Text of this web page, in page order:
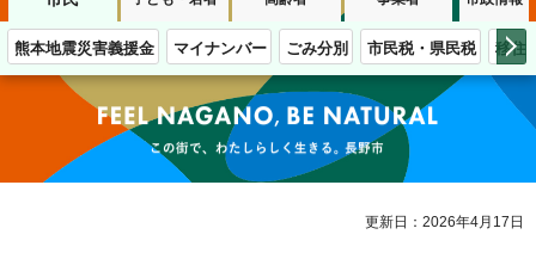
熊本地震災害義援金 マイナンバー ごみ分別 市民税・県民税 移住
この街で、わたしらしく生きる。長野市
更新日：2026年4月17日